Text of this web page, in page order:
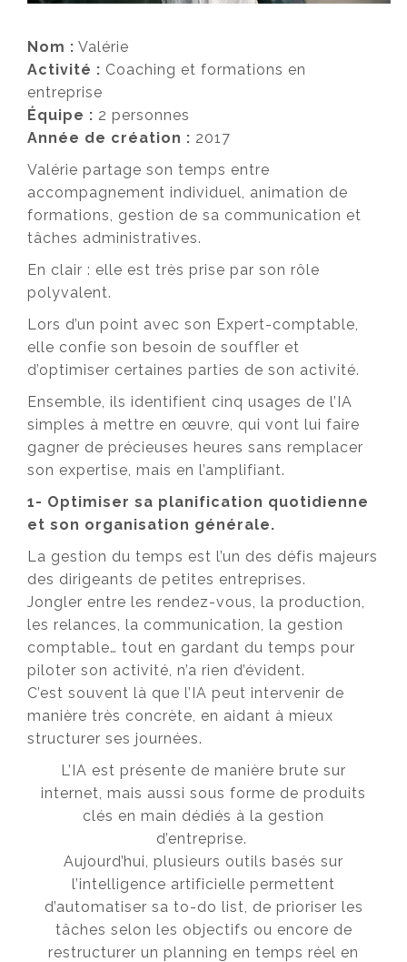
Nom : Valérie
Activité : Coaching et formations en
entreprise
Équipe : 2 personnes
Année de création : 2017
Valérie partage son temps entre
accompagnement individuel, animation de
formations, gestion de sa communication et
tâches administratives.
En clair : elle est très prise par son rôle
polyvalent.
Lors d’un point avec son Expert-comptable,
elle confie son besoin de souffler et
d’optimiser certaines parties de son activité.
Ensemble, ils identifient cinq usages de l’IA
simples à mettre en œuvre, qui vont lui faire
gagner de précieuses heures sans remplacer
son expertise, mais en l’amplifiant.
1- Optimiser sa planification quotidienne
et son organisation générale.
La gestion du temps est l’un des défis majeurs
des dirigeants de petites entreprises.
Jongler entre les rendez-vous, la production,
les relances, la communication, la gestion
comptable… tout en gardant du temps pour
piloter son activité, n’a rien d’évident.
C’est souvent là que l’IA peut intervenir de
manière très concrète, en aidant à mieux
structurer ses journées.
L’IA est présente de manière brute sur
internet, mais aussi sous forme de produits
clés en main dédiés à la gestion
d’entreprise.
Aujourd’hui, plusieurs outils basés sur
l’intelligence artificielle permettent
d’automatiser sa to-do list, de prioriser les
tâches selon les objectifs ou encore de
restructurer un planning en temps réel en